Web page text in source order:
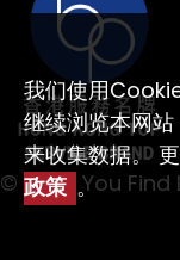
© 2026 You Find
我们使用
继续浏览本网
来收集数据。
政策 。